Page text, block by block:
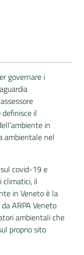
governare i
il
in
ambientale nel
covid-19 e
climatici, il
in Veneto è la
ARPA Veneto
ambientali che
proprio sito